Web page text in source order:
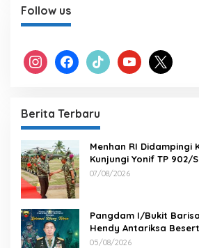
Follow us
instagram facebook tiktok youtube x
Berita Terbaru
Menhan RI Didampingi
Kunjungi Yonif TP 902/
dan Beri Motivasi
07/08/2026
Pangdam I/Bukit
Hendy Antariksa
Kodam I/BB Mengucapkan : Selamat Ulang
05/08/2026